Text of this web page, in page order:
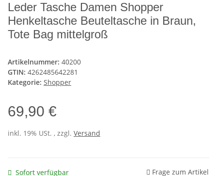
Leder Tasche Damen Shopper
Henkeltasche Beuteltasche in Braun,
Tote Bag mittelgroß
Artikelnummer: 40200
GTIN: 4262485642281
Kategorie: Shopper
69,90 €
inkl. 19% USt. , zzgl. Versand
Sofort verfügbar Frage zum Artikel